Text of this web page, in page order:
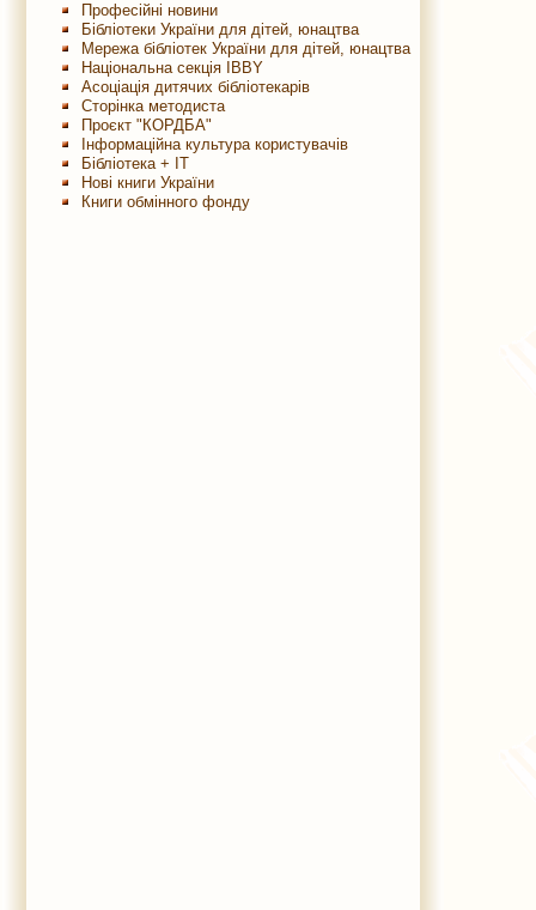
Професійні новини
Бібліотеки України для дітей, юнацтва
Мережа бібліотек України для дітей, юнацтва
Національна секція IBBY
Асоціація дитячих бібліотекарів
Сторінка методиста
Проєкт "КОРДБА"
Інформаційна культура користувачів
Бібліотека + IT
Нові книги України
Книги обмінного фонду